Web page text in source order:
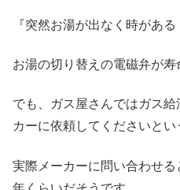
『突然お湯が出なく時がある
お湯の切り替えの電磁弁が寿
でも、ガス屋さんではガス
カーに依頼してくださいとい
実際メーカーに問い合わせ